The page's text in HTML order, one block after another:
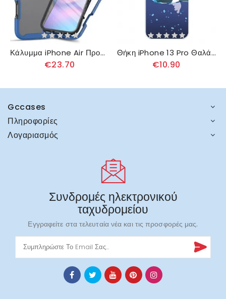
Κάλυμμα iPhone Air Προφυλακτήρας Και Προστατευτικό Οθόνης
€23.70
Θήκη iPhone 13 Pro Θαλάσσια Παιχνίδια
€10.90
Gccases
Πληροφορίες
Λογαριασμός
Συνδρομές ηλεκτρονικού
ταχυδρομείου
Εγγραφείτε στα τελευταία νέα και τις προσφορές μας.